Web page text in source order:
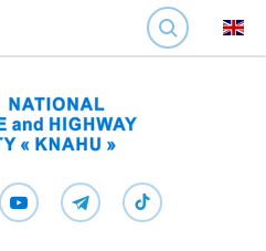
SEARCH